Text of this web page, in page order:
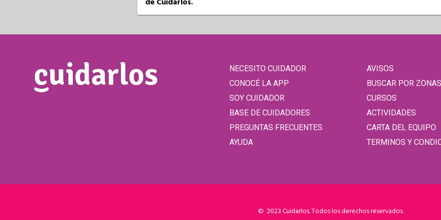
NECESITO CUIDADOR
CONOCÉ LA APP
SOY CUIDADOR
BASE DE CUIDADORES
PREGUNTAS FRECUENTES
AYUDA
AVISOS
BUSCAR POR ZONAS
CURSOS
ACTIVIDADES
CARTA DEL EQUIPO
TERMINOS Y
© 2023 Cuidarlos. Todos los derechos reservados.